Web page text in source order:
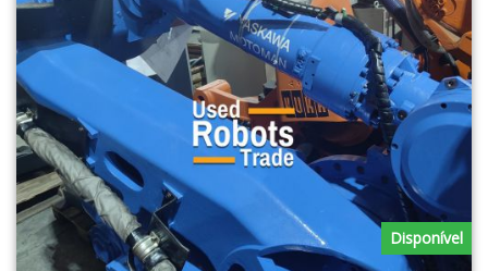
Disponível